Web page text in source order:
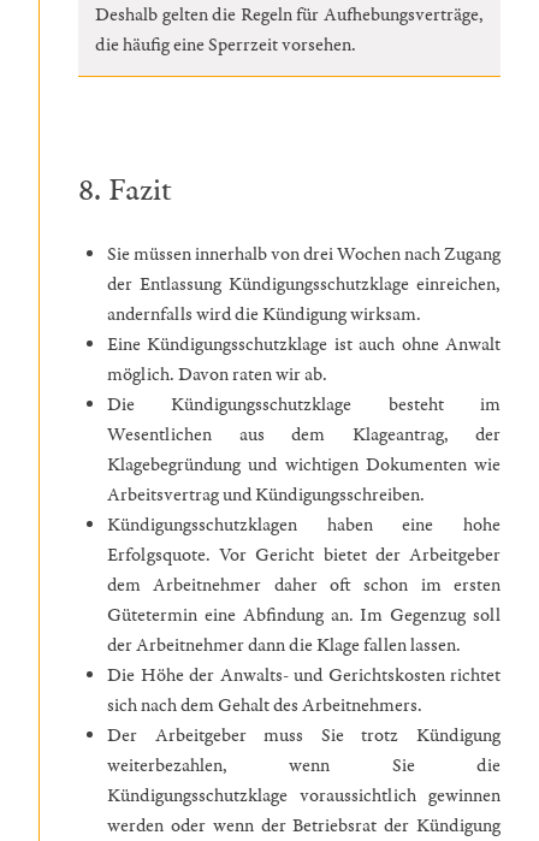
Deshalb gelten die Regeln für Aufhebungsverträge,
die häufig eine Sperrzeit vorsehen.
8. Fazit
Sie müssen innerhalb von drei Wochen nach Zugang
der Entlassung Kündigungsschutzklage einreichen,
andernfalls wird die Kündigung wirksam.
Eine Kündigungsschutzklage ist auch ohne Anwalt
möglich. Davon raten wir ab.
Die Kündigungsschutzklage besteht im
Wesentlichen aus dem Klageantrag, der
Klagebegründung und wichtigen Dokumenten wie
Arbeitsvertrag und Kündigungsschreiben.
Kündigungsschutzklagen haben eine hohe
Erfolgsquote. Vor Gericht bietet der Arbeitgeber
dem Arbeitnehmer daher oft schon im ersten
Gütetermin eine Abfindung an. Im Gegenzug soll
der Arbeitnehmer dann die Klage fallen lassen.
Die Höhe der Anwalts- und Gerichtskosten richtet
sich nach dem Gehalt des Arbeitnehmers.
Der Arbeitgeber muss Sie trotz Kündigung
weiterbezahlen, wenn Sie die
Kündigungsschutzklage voraussichtlich gewinnen
werden oder wenn der Betriebsrat der Kündigung